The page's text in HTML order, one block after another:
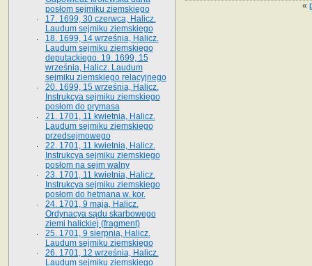
«
posłom sejmiku ziemskiego
17. 1699, 30 czerwca, Halicz.
Laudum sejmiku ziemskiego
18. 1699, 14 września, Halicz.
Laudum sejmiku ziemskiego
deputackiego. 19. 1699, 15
września, Halicz. Laudum
sejmiku ziemskiego relacyjnego
20. 1699, 15 września, Halicz.
Instrukcya sejmiku ziemskiego
posłom do prymasa
21. 1701, 11 kwietnia, Halicz.
Laudum sejmiku ziemskiego
przedsejmowego
22. 1701, 11 kwietnia, Halicz.
Instrukcya sejmiku ziemskiego
posłom na sejm walny
23. 1701, 11 kwietnia, Halicz.
Instrukcya sejmiku ziemskiego
posłom do hetmana w. kor.
24. 1701, 9 maja, Halicz.
Ordynacya sądu skarbowego
ziemi halickiej (fragment)
25. 1701, 9 sierpnia, Halicz.
Laudum sejmiku ziemskiego
26. 1701, 12 września, Halicz.
Laudum sejmiku ziemskiego